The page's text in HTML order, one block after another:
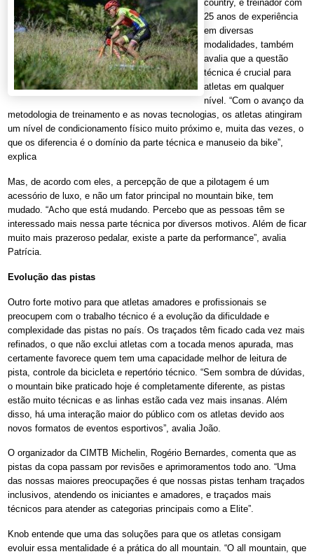
country, e treinador com
25 anos de experiência
em diversas
modalidades, também
avalia que a questão
técnica é crucial para
atletas em qualquer
nível. “Com o avanço da
metodologia de treinamento e as novas tecnologias, os atletas atingiram
um nível de condicionamento físico muito próximo e, muita das vezes, o
que os diferencia é o domínio da parte técnica e manuseio da bike”,
explica
Mas, de acordo com eles, a percepção de que a pilotagem é um
acessório de luxo, e não um fator principal no mountain bike, tem
mudado. “Acho que está mudando. Percebo que as pessoas têm se
interessado mais nessa parte técnica por diversos motivos. Além de ficar
muito mais prazeroso pedalar, existe a parte da performance”, avalia
Patrícia.
Evolução das pistas
Outro forte motivo para que atletas amadores e profissionais se
preocupem com o trabalho técnico é a evolução da dificuldade e
complexidade das pistas no país. Os traçados têm ficado cada vez mais
refinados, o que não exclui atletas com a tocada menos apurada, mas
certamente favorece quem tem uma capacidade melhor de leitura de
pista, controle da bicicleta e repertório técnico. “Sem sombra de dúvidas,
o mountain bike praticado hoje é completamente diferente, as pistas
estão muito técnicas e as linhas estão cada vez mais insanas. Além
disso, há uma interação maior do público com os atletas devido aos
novos formatos de eventos esportivos”, avalia João.
O organizador da CIMTB Michelin, Rogério Bernardes, comenta que as
pistas da copa passam por revisões e aprimoramentos todo ano. “Uma
das nossas maiores preocupações é que nossas pistas tenham traçados
inclusivos, atendendo os iniciantes e amadores, e traçados mais
técnicos para atender as categorias principais como a Elite”.
Knob entende que uma das soluções para que os atletas consigam
evoluir essa mentalidade é a prática do all mountain. “O all mountain, que